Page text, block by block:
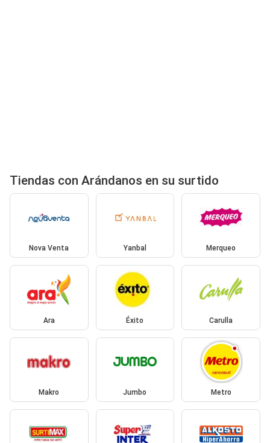
Tiendas con Arándanos en su surtido
Nova Venta Yanbal Merqueo
Ara Éxito Carulla
Makro Jumbo Metro